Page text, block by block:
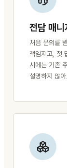
전담 매니
처음 문의를
책임지고, 첫
시에는 기존
설명하지 않